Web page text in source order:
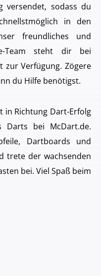
versendet, sodass du
in den
freundliches und
Team steht dir bei
zur Verfügung. Zögere
du Hilfe benötigst.
in Richtung Dart-Erfolg
Darts bei McDart.de.
Dartboards und
trete der wachsenden
bei. Viel Spaß beim